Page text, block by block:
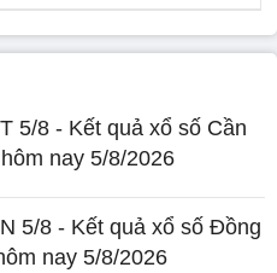
5/8 - Kết quả xổ số Cần
nay 5/8/2026
5/8 - Kết quả xổ số Đồng
nay 5/8/2026